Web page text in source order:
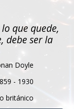
que quede,
debe ser la
Doyle
- 1930
británico